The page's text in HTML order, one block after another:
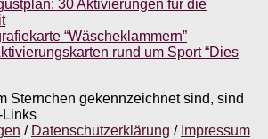
30 Aktivierungen für die
“Wäscheklammern”
rund um Sport “Dies
Sternchen gekennzeichnet sind, sind
Links
/ Datenschutzerklärung / Impressum